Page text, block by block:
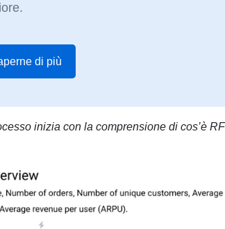
di più
inizia con la comprensione di cos’è